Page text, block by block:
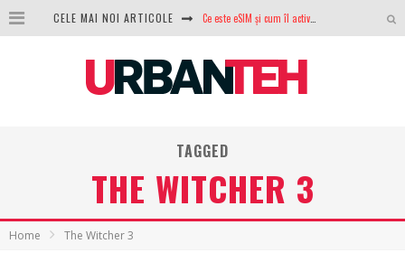
CELE MAI NOI ARTICOLE Ce este eSIM și cum îl activezi pe telefon? Ghid complet pentru Android și iPhone
Analiza producției fotovoltaice în România – cât produce un sistem solar pe timp de iarnă?
TAGGED
THE WITCHER 3
Home The Witcher 3